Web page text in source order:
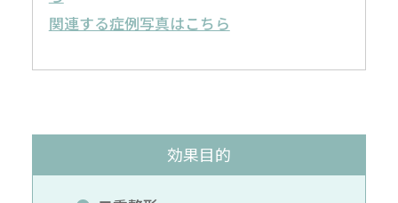
関連する症例写真はこちら
効果目的